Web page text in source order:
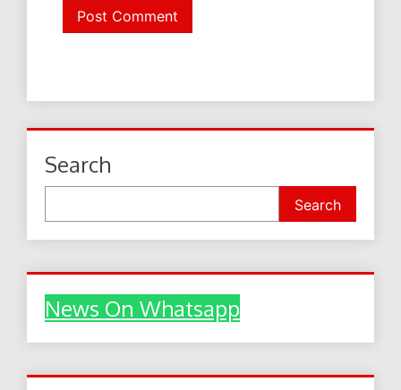
Search
Search
News On Whatsapp